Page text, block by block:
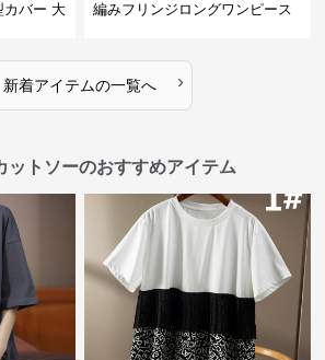
カバー 大
編みフリンジロングワンピース
新着アイテムの一覧へ ›
ットソーのおすすめアイテム